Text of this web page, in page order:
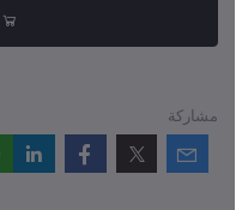
مشاركة